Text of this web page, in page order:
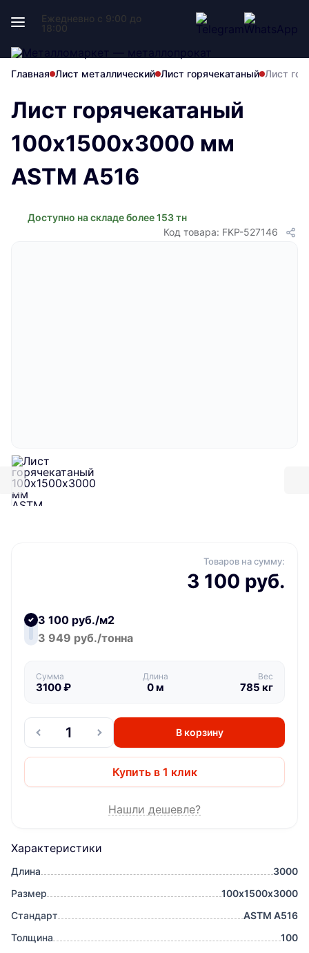
Ежедневно с 9:00 до
18:00
Главная Лист металлический Лист горячекатаный Лист
Лист горячекатаный
100х1500х3000 мм
ASTM A516
Доступно на складе более 153 тн
Код товара: FKP-527146
Характеристики
Длина
3000
Размер
100х1500х3000
Стандарт
ASTM A516
Толщина
100
Товаров на сумму:
3 100 руб.
3 100 руб./м2
3 949 руб./тонна
Сумма
3100₽
Длина
0м
Вес
785 кг
В корзину
Купить в 1 клик
Нашли дешевле?